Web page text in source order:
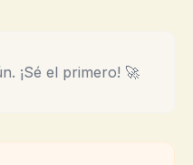
¡Sé el primero! 🚀